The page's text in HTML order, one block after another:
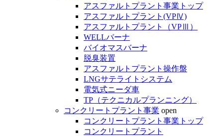
アスファルトプラント事業トップ
アスファルトプラント(VPⅣ)
アスファルトプラント（VPⅢ）
WELLバーナ
バイオマスバーナ
脱臭装置
アスファルトプラント操作盤
LNGサテライトシステム
電気式ニーダ車
TP（テクニカルプランニング）
コンクリートプラント事業 open
コンクリートプラント事業トップ
コンクリートプラント